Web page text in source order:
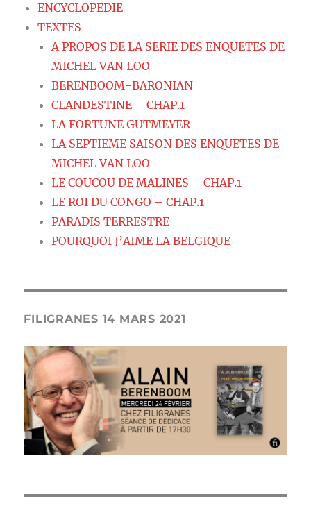
ENCYCLOPEDIE
TEXTES
A PROPOS DE LA SERIE DES ENQUETES DE
MICHEL VAN LOO
BERENBOOM-BARONIAN
CLANDESTINE – CHAP.1
LA FORTUNE GUTMEYER
LA SEPTIEME SAISON DES ENQUETES DE
MICHEL VAN LOO
LE COUCOU DE MALINES – CHAP.1
LE ROI DU CONGO – CHAP.1
PARADIS TERRESTRE
POURQUOI J’AIME LA BELGIQUE
FILIGRANES 14 MARS 2021